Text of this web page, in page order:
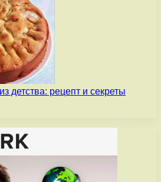
детства: рецепт и секреты